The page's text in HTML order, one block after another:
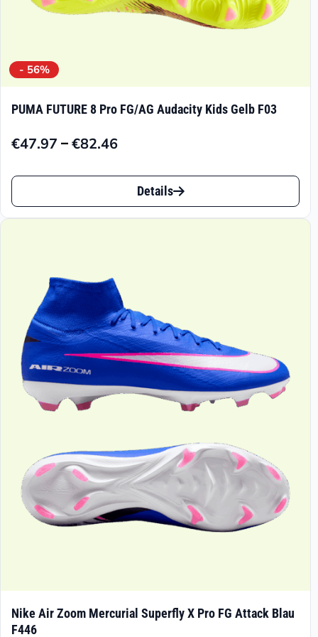
werden
- 56%
PUMA FUTURE 8 Pro FG/AG Audacity Kids Gelb F03
€47.97 –€82.46
Preisspanne:
€82.46
Dieses
Produkt
Varianten
Die
Optionen
können
Produktseite
gewählt
werden
Details
Nike Air Zoom Mercurial Superfly X Pro FG Attack Blau
F446